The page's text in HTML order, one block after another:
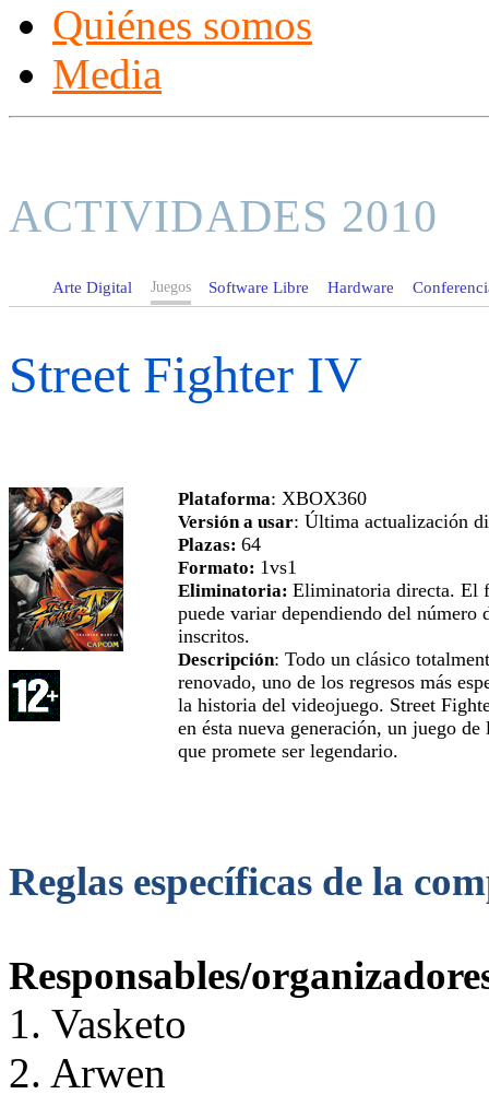
Quiénes somos
Media
ACTIVIDADES 2010
Arte Digital Juegos Software Libre Hardware
Street Fighter IV
Plataforma: XBOX360
Versión a usar: Última actualización
Plazas: 64
Formato: 1vs1
Eliminatoria: Eliminatoria directa. El
puede variar dependiendo del número
inscritos.
Descripción: Todo un clásico
renovado, uno de los regresos más
la historia del videojuego. Street
en ésta nueva generación, un juego de
que promete ser legendario.
Reglas específicas de la
Responsables/
1. Vasketo
2. Arwen